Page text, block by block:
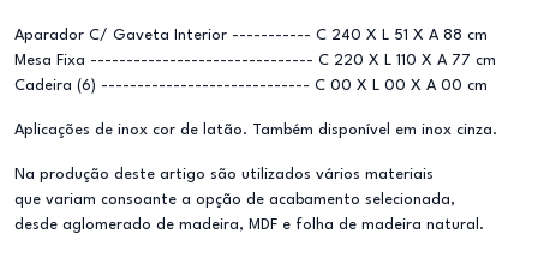
Aparador C/ Gaveta Interior ----------- C 240 X L 51 X A 88 cm
Mesa Fixa ------------------------------- C 220 X L 110 X A 77 cm
Cadeira (6) ----------------------------- C 00 X L 00 X A 00 cm
Aplicações de inox cor de latão. Também disponível em inox cinza.
Na produção deste artigo são utilizados vários materiais
que variam consoante a opção de acabamento selecionada,
desde aglomerado de madeira, MDF e folha de madeira natural.